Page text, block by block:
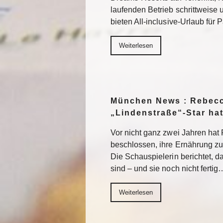
laufenden Betrieb schrittweise
bieten All-inclusive-Urlaub für
Weiterlesen
München News :
„Lindenstraße“-Star
Vor nicht ganz zwei Jahren
beschlossen, ihre Ernährung
Die Schauspielerin berichtet,
sind – und sie noch nicht
Weiterlesen